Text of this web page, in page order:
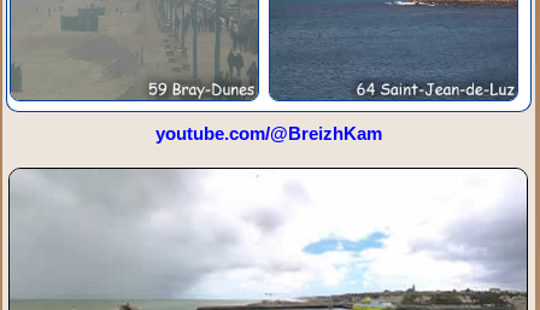
youtube.com/@BreizhKam